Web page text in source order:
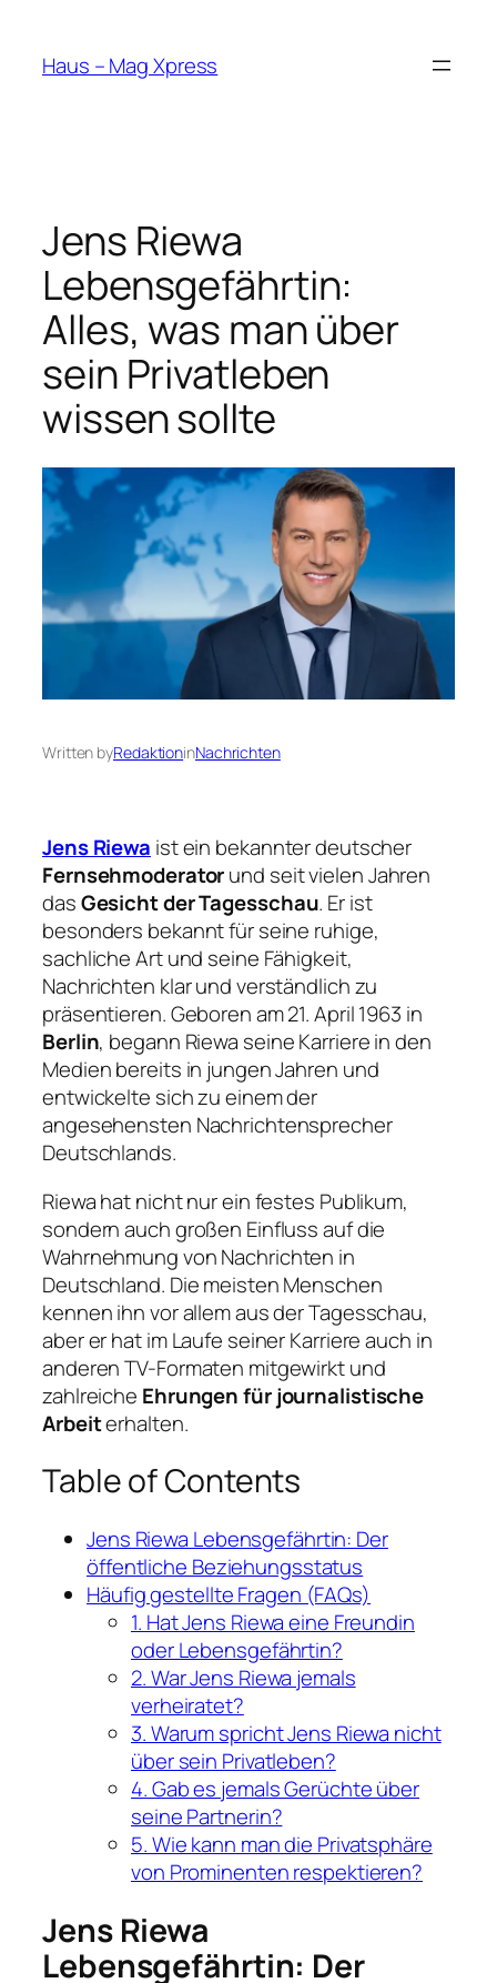
content
Haus – Mag Xpress
Jens Riewa
Lebensgefährtin:
Alles, was man über
sein Privatleben
wissen sollte
Written byRedaktioninNachrichten
Jens Riewa ist ein bekannter deutscher
Fernsehmoderatorund seit vielen Jahren
dasGesicht der Tagesschau. Er ist
besonders bekannt für seine ruhige,
sachliche Art und seine Fähigkeit,
Nachrichten klar und verständlich zu
präsentieren. Geboren am 21. April 1963 in
Berlin, begann Riewa seine Karriere in den
Medien bereits in jungen Jahren und
entwickelte sich zu einem der
angesehensten Nachrichtensprecher
Deutschlands.
Riewa hat nicht nur ein festes Publikum,
sondern auch großen Einfluss auf die
Wahrnehmung von Nachrichten in
Deutschland. Die meisten Menschen
kennen ihn vor allem aus der Tagesschau,
aber er hat im Laufe seiner Karriere auch in
anderen TV-Formaten mitgewirkt und
zahlreiche Ehrungen für journalistische
Arbeiterhalten.
Table of Contents
Jens Riewa Lebensgefährtin: Der
öffentliche Beziehungsstatus
Häufig gestellte Fragen (FAQs)
1. Hat Jens Riewa eine Freundin
oder Lebensgefährtin?
2. War Jens Riewa jemals
verheiratet?
3. Warum spricht Jens Riewa nicht
über sein Privatleben?
4. Gab es jemals Gerüchte über
seine Partnerin?
5. Wie kann man die Privatsphäre
von Prominenten respektieren?
Jens Riewa
Lebensgefährtin: Der